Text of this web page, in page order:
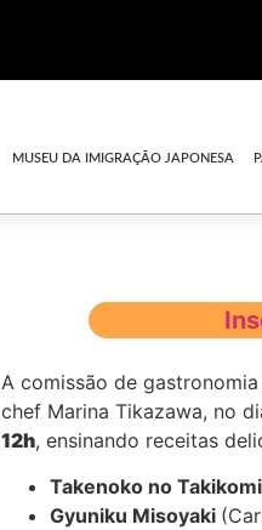
MUSEU DA IMIGRAÇÃO JAPONESA
A comissão de
chef Marina Tikazawa, no
12h, ensinando receitas
Takenoko no
Gyuniku Misoyaki